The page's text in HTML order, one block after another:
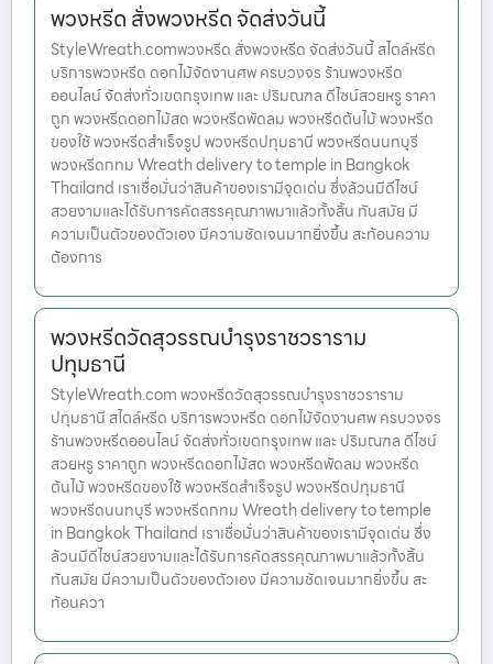
พวงหรีด สั่งพวงหรีด จัดส่งวันนี้
StyleWreath.comพวงหรีด สั่งพวงหรีด จัดส่งวันนี้ สไตล์หรีด
บริการพวงหรีด ดอกไม้จัดงานศพ ครบวงจร ร้านพวงหรีด
ออนไลน์ จัดส่งทั่วเขตกรุงเทพ และ ปริมณฑล ดีไซน์สวยหรู ราคา
ถูก พวงหรีดดอกไม้สด พวงหรีดพัดลม พวงหรีดต้นไม้ พวงหรีด
ของใช้ พวงหรีดสำเร็จรูป พวงหรีดปทุมธานี พวงหรีดนนทบุรี
พวงหรีดกทม Wreath delivery to temple in Bangkok
Thailand เราเชื่อมั่นว่าสินค้าของเรามีจุดเด่น ซึ่งล้วนมีดีไซน์
สวยงามและได้รับการคัดสรรคุณภาพมาแล้วทั้งสิ้น ทันสมัย มี
ความเป็นตัวของตัวเอง มีความชัดเจนมากยิ่งขึ้น สะท้อนความ
ต้องการ
พวงหรีดวัดสุวรรณบำรุงราชวราราม
ปทุมธานี
StyleWreath.com พวงหรีดวัดสุวรรณบำรุงราชวราราม
ปทุมธานี สไตล์หรีด บริการพวงหรีด ดอกไม้จัดงานศพ ครบวงจร
ร้านพวงหรีดออนไลน์ จัดส่งทั่วเขตกรุงเทพ และ ปริมณฑล ดีไซน์
สวยหรู ราคาถูก พวงหรีดดอกไม้สด พวงหรีดพัดลม พวงหรีด
ต้นไม้ พวงหรีดของใช้ พวงหรีดสำเร็จรูป พวงหรีดปทุมธานี
พวงหรีดนนทบุรี พวงหรีดกทม Wreath delivery to temple
in Bangkok Thailand เราเชื่อมั่นว่าสินค้าของเรามีจุดเด่น ซึ่ง
ล้วนมีดีไซน์สวยงามและได้รับการคัดสรรคุณภาพมาแล้วทั้งสิ้น
ทันสมัย มีความเป็นตัวของตัวเอง มีความชัดเจนมากยิ่งขึ้น สะ
ท้อนควา